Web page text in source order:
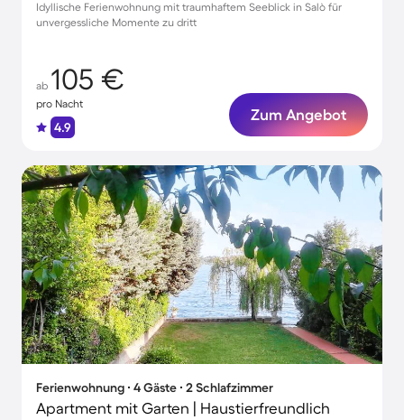
Idyllische Ferienwohnung mit traumhaftem Seeblick in Salò für
unvergessliche Momente zu dritt
ab 105 €
pro Nacht
4.9
Zum Angebot
Ferienwohnung ∙ 4 Gäste ∙ 2 Schlafzimmer
Apartment mit Garten | Haustierfreundlich